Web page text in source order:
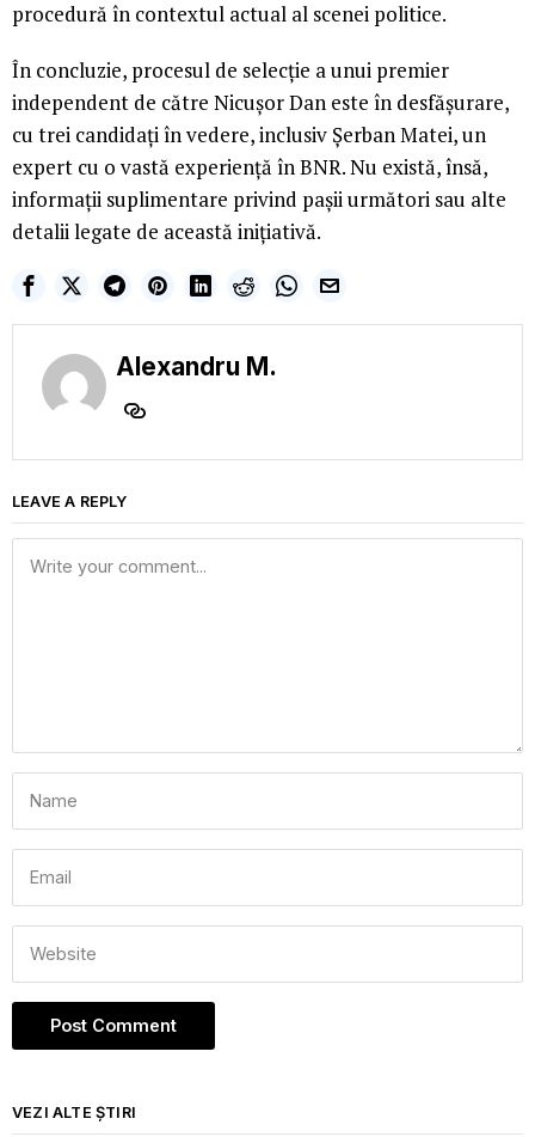
procedură în contextul actual al scenei politice.
În concluzie, procesul de selecție a unui premier
independent de către Nicușor Dan este în desfășurare,
cu trei candidați în vedere, inclusiv Șerban Matei, un
expert cu o vastă experiență în BNR. Nu există, însă,
informații suplimentare privind pașii următori sau alte
detalii legate de această inițiativă.
Alexandru M.
LEAVE A REPLY
VEZI ALTE ȘTIRI